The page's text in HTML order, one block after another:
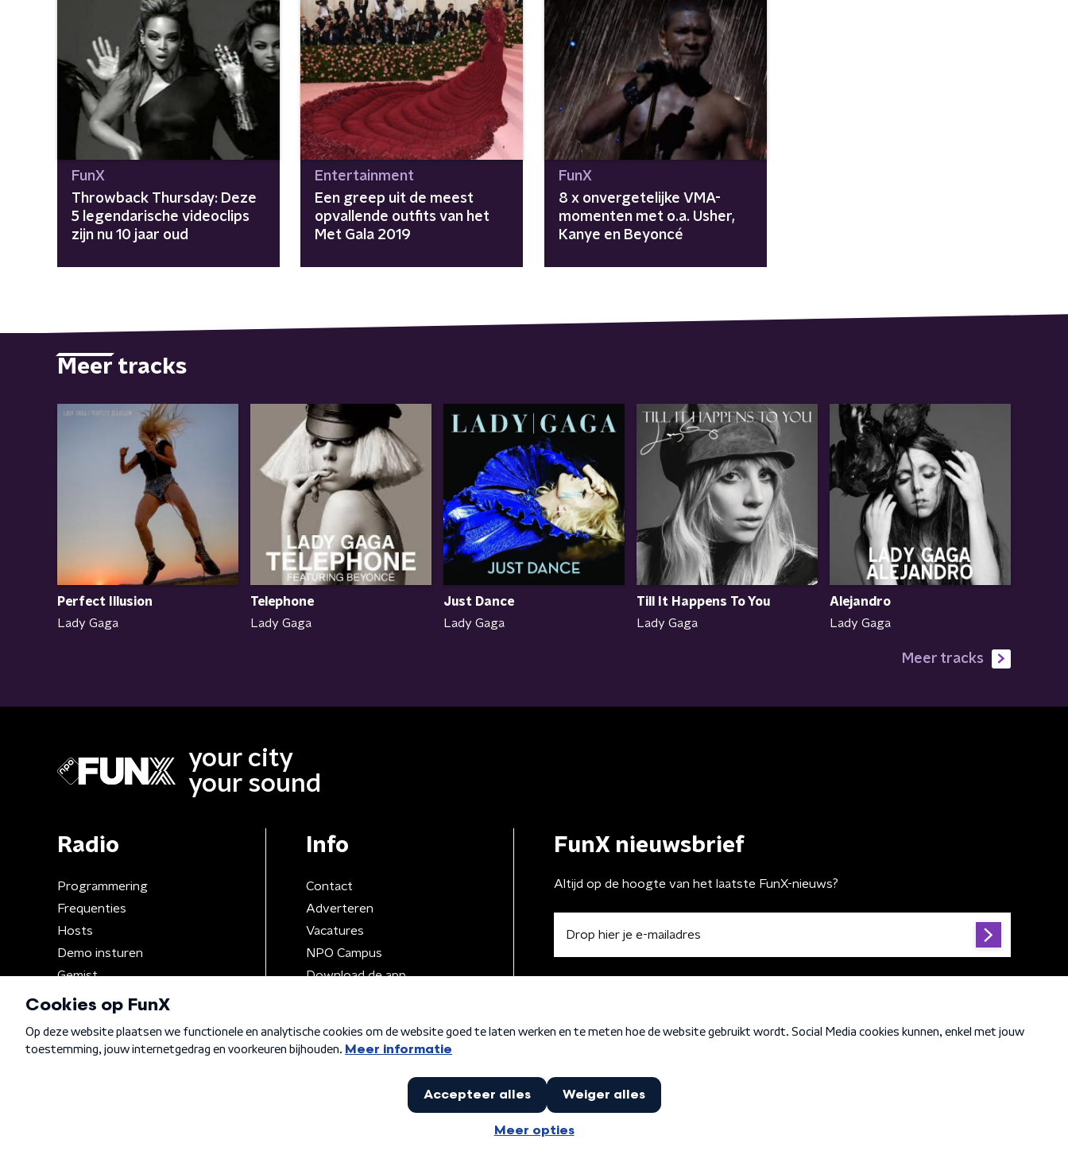
FunX
Throwback Thursday: Deze
5 legendarische videoclips
zijn nu 10 jaar oud
Entertainment
Een greep uit de meest
opvallende outfits van het
Met Gala 2019
FunX
8 x onvergetelijke VMA-
momenten met o.a. Usher,
Kanye en Beyoncé
Meer tracks
Perfect Illusion
Lady Gaga
Telephone
Lady Gaga
Just Dance
Lady Gaga
Till It Happens To You
Lady Gaga
Alejandro
Lady Gaga
Meer tracks
your city
your sound
Radio
Programmering
Frequenties
Hosts
Demo insturen
Gemist
Info
Contact
Adverteren
Vacatures
NPO Campus
Download de app
FunX nieuwsbrief
Altijd op de hoogte van het laatste FunX-nieuws?
Algemene voorwaarden Privacybeleid